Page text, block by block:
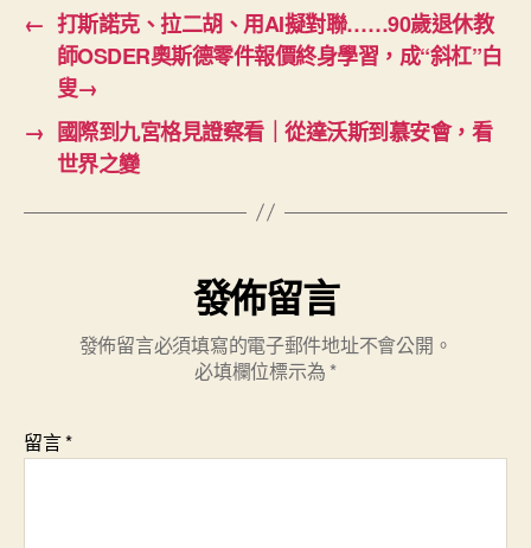
← 打斯諾克、拉二胡、用AI擬對聯……90歲退休教
師OSDER奧斯德零件報價終身學習，成“斜杠”白
叟→
→ 國際到九宮格見證察看｜從達沃斯到慕安會，看
世界之變
發佈留言
發佈留言必須填寫的電子郵件地址不會公開。
必填欄位標示為 *
留言*